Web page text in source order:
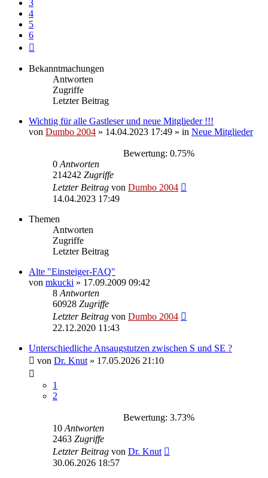
3
4
5
6
Bekanntmachungen
Antworten
Zugriffe
Letzter Beitrag
Wichtig für alle Gastleser und neue Mitglieder !!!
von Dumbo 2004 » 14.04.2023 17:49 » in Neue Mitglieder
Bewertung: 0.75%
0 Antworten
214242 Zugriffe
Letzter Beitrag von Dumbo 2004
14.04.2023 17:49
Themen
Antworten
Zugriffe
Letzter Beitrag
Alte "Einsteiger-FAQ"
von mkucki » 17.09.2009 09:42
8 Antworten
60928 Zugriffe
Letzter Beitrag von Dumbo 2004
22.12.2020 11:43
Unterschiedliche Ansaugstutzen zwischen S und SE ?
von Dr. Knut » 17.05.2026 21:10
1
2
Bewertung: 3.73%
10 Antworten
2463 Zugriffe
Letzter Beitrag von Dr. Knut
30.06.2026 18:57